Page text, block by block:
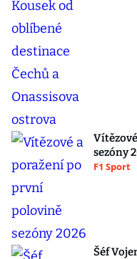
sezóny
F1 Sport
Šéf